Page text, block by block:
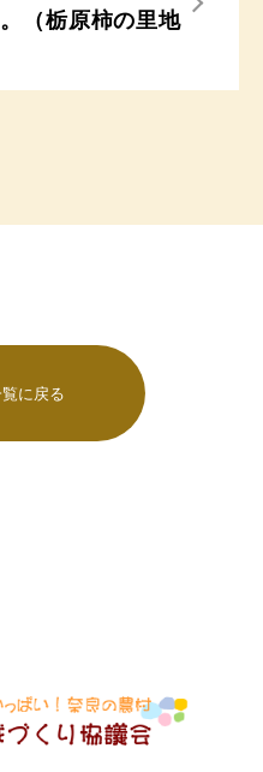
（栃原柿の里地
に戻る